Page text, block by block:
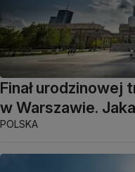
Finał urodzinowej
w Warszawie.
POLSKA